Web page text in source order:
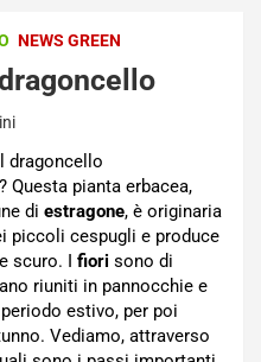
NEWS GREEN
? Questa pianta erbacea,
di estragone, è originaria
piccoli cespugli e produce
scuro. I fiori sono di
riuniti in pannocchie e
estivo, per poi
Vediamo, attraverso